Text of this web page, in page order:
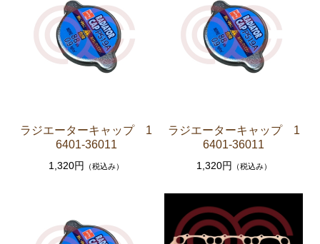
クラッチパーツ（マスターシリンダー クラッチレリ
ーズシリンダー オーバーホールキット など）
ステアリングパーツ（各種リペアキット ラックブー
ツ ラックエンド タイロッドエンド など）
燃料パーツ（ポンプ フィルター ダンパー センダ
ーゲージ ホースなど）
駆動パーツ（センターサポートベアリング ドライブ
ウエザーストリップ ワイヤー類
ラベル
ラジエーターキャップ 1
6401-36011
1,320円 （税込み）
ラジエーターキャップ 1
6401-36011
1,320円 （税込み）